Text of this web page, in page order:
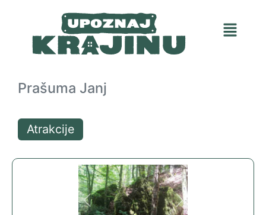
Prašuma Janj
Atrakcije
Previous Next